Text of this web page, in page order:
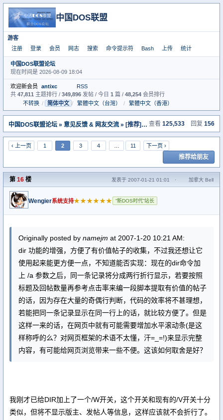
中国DOS联盟
游客
注册
登录 会员 网志 搜索 命令提示符 Bash 上传 统计
中国DOS联盟论坛
现在时间是 2026-08-09 18:04
欢迎新会员 antixc
RSS
共 47,811 主题排行 / 349,896 发帖 / 今日 1 篇 / 48,254 会员排行
不转换 / 简体中文 / 繁體中文（台灣） / 繁體中文（香港）
中国DOS联盟论坛 » 意见反馈 & 网友交流 » [推荐]论坛DOS命令提示符界面的使用说明及命令详解 查看 125,533 回复 156
‹ 上一页 1 2 3 4 11 下一页 ›
推荐给朋友
第 16 楼 发表于 2007-01-21 01:01 · 加拿大 Bell
Wengier系统支持★★★★★★ “新DOS时代”站长
Originally posted by namejm at 2007-1-20 10:21 AM:
dir 功能的增强，方便了有价值帖子的收集，不过我还想让它
使用起来能更方便一点，不知道能否实现：现在的dir命令加
上 /a 参数之后，同一条记录将分成两行折行显示，若要按照
标题及回帖数量再参考点击率来编一段脚本提取有价值的帖子
的话，因为存在大量的奇偶行判断，代码的效率将不甚理想，
若能把同一条记录显示在同一行上的话，就比较方便了。但是
这样一来的话，在网页中就有可能需要增加水平滚动条(是这
样称呼的么？对网页框架的术语不太懂，汗=_=!)来显示完整
内容，有可能给网页浏览带来一些不便。这该如何取舍是好？
我刚才已给DIR加上了一个/W开关，这个开关和现有的/V开关十分
类似，但将不显示版主、发帖人等信息，这样应该就不会折行了。